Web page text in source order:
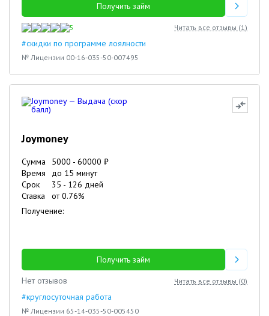
Получить займ
5 Читать все отзывы (1)
#скидки по программе лоялности
№ Лицензии 00-16-035-50-007495
Joymoney
Сумма 5000 - 60000 ₽
Время
до 15 минут
Срок
35 - 126 дней
Ставка
от0.76%
Получение:
Получить займ
Нет отзывов
Читать все отзывы (0)
#круглосуточная работа
№ Лицензии 65-14-035-50-005450